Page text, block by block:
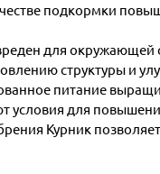
подкормки
для окружающей
структуры и
питание
условия для
Курник